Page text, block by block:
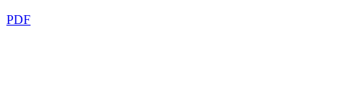
PDF